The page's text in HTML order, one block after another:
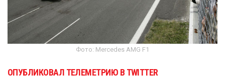
Фото: Mercedes AMG F1
ОПУБЛИКОВАЛ ТЕЛЕМЕТРИЮ В TWITTER